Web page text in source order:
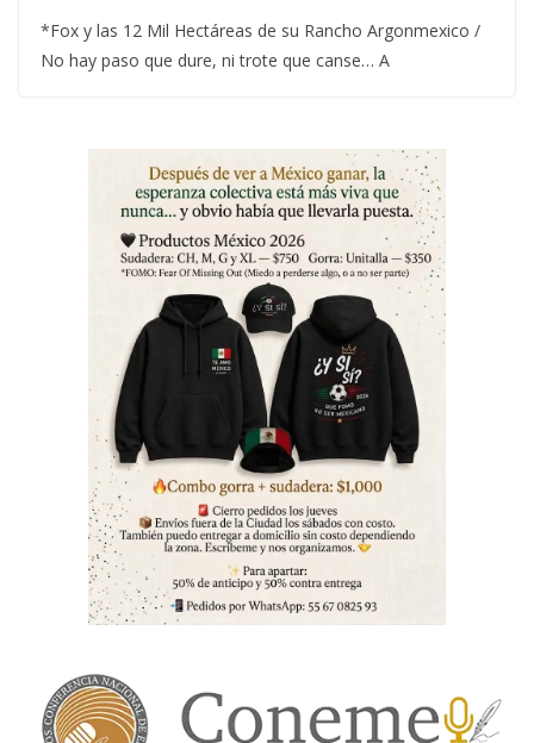
*Fox y las 12 Mil Hectáreas de su Rancho Argonmexico /
No hay paso que dure, ni trote que canse… A